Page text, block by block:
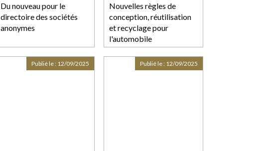
Du nouveau pour le
directoire des sociétés
anonymes
Nouvelles règles de
conception, réutilisation
et recyclage pour
l'automobile
Publié le : 12/09/2025 Publié le : 12/09/2025